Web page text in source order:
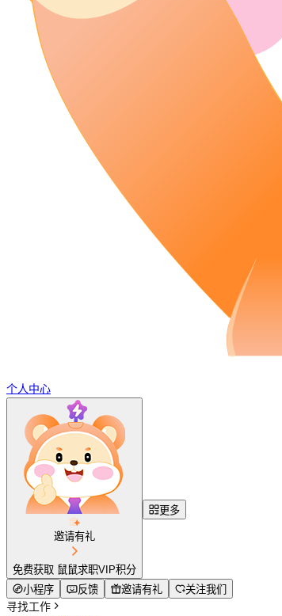
个人中心
邀请有礼
免费获取 鼠鼠求职VIP积分
更多
小程序 反馈 邀请有礼
关注我们
寻找工作